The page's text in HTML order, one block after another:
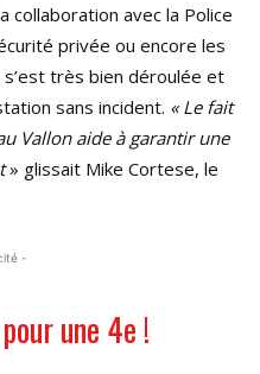
collaboration avec la Police
privée ou encore les
très bien déroulée et
sans incident. « Le fait
Vallon aide à garantir une
» glissait Mike Cortese, le
-
une 4e !